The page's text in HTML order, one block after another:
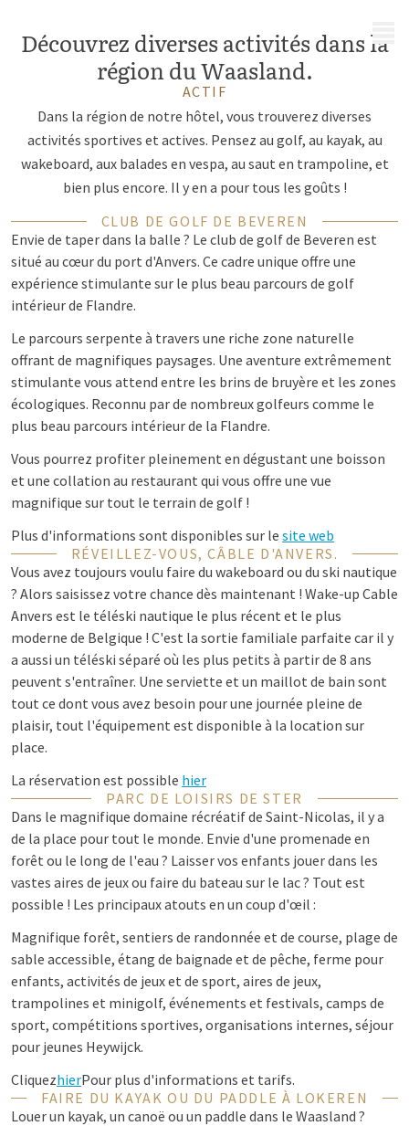
MENU
Découvrez diverses activités dans la
région du Waasland.
ACTIF
Dans la région de notre hôtel, vous trouverez diverses
activités sportives et actives. Pensez au golf, au kayak, au
wakeboard, aux balades en vespa, au saut en trampoline, et
bien plus encore. Il y en a pour tous les goûts !
CLUB DE GOLF DE BEVEREN
Envie de taper dans la balle ? Le club de golf de Beveren est
situé au cœur du port d'Anvers. Ce cadre unique offre une
expérience stimulante sur le plus beau parcours de golf
intérieur de Flandre.
Le parcours serpente à travers une riche zone naturelle
offrant de magnifiques paysages. Une aventure extrêmement
stimulante vous attend entre les brins de bruyère et les zones
écologiques. Reconnu par de nombreux golfeurs comme le
plus beau parcours intérieur de la Flandre.
Vous pourrez profiter pleinement en dégustant une boisson
et une collation au restaurant qui vous offre une vue
magnifique sur tout le terrain de golf !
Plus d'informations sont disponibles sur le site web
RÉVEILLEZ-VOUS, CÂBLE D'ANVERS.
Vous avez toujours voulu faire du wakeboard ou du ski nautique
? Alors saisissez votre chance dès maintenant ! Wake-up Cable
Anvers est le téléski nautique le plus récent et le plus
moderne de Belgique ! C'est la sortie familiale parfaite car il y
a aussi un téléski séparé où les plus petits à partir de 8 ans
peuvent s'entraîner. Une serviette et un maillot de bain sont
tout ce dont vous avez besoin pour une journée pleine de
plaisir, tout l'équipement est disponible à la location sur
place.
La réservation est possible hier
PARC DE LOISIRS DE STER
Dans le magnifique domaine récréatif de Saint-Nicolas, il y a
de la place pour tout le monde. Envie d'une promenade en
forêt ou le long de l'eau ? Laisser vos enfants jouer dans les
vastes aires de jeux ou faire du bateau sur le lac ? Tout est
possible ! Les principaux atouts en un coup d'œil :
Magnifique forêt, sentiers de randonnée et de course, plage de
sable accessible, étang de baignade et de pêche, ferme pour
enfants, activités de jeux et de sport, aires de jeux,
trampolines et minigolf, événements et festivals, camps de
sport, compétitions sportives, organisations internes, séjour
pour jeunes Heywijck.
CliquezhierPour plus d'informations et tarifs.
FAIRE DU KAYAK OU DU PADDLE À LOKEREN
Louer un kayak, un canoë ou un paddle dans le Waasland ?